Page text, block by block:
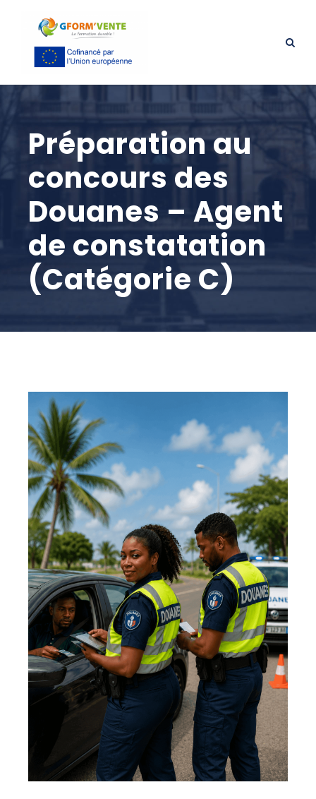
Préparation au
concours des
Douanes – Agent
de constatation
(Catégorie C)